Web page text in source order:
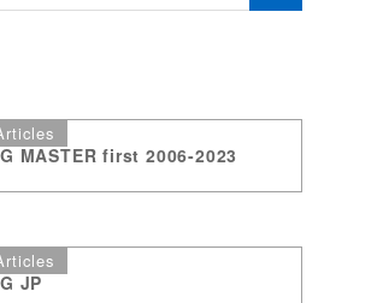
MASTER first 2006-2023
JP